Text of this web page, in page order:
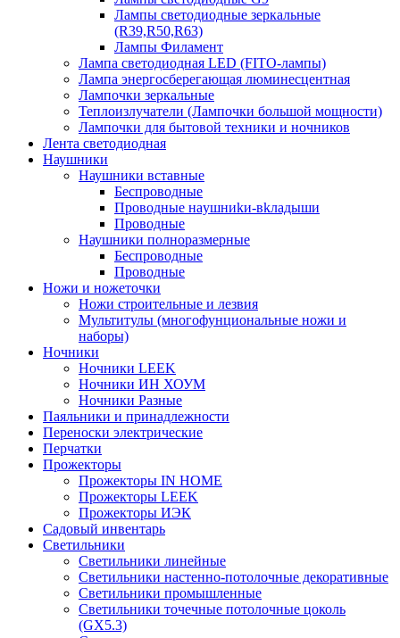
Лампы светодиодные зеркальные
(R39,R50,R63)
Лампы Филамент
Лампа светодиодная LED (FITO-лампы)
Лампа энергосберегающая люминесцентная
Лампочки зеркальные
Теплоизлучатели (Лампочки большой мощности)
Лампочки для бытовой техники и ночников
Лента светодиодная
Наушники
Наушники вставные
Беспроводные
Пpoвoдныe нayшниkи-вkлaдыши
Проводные
Наушники полноразмерные
Беспроводные
Проводные
Ножи и ножеточки
Ножи строительные и лезвия
Мультитулы (многофунциональные ножи и
наборы)
Ночники
Ночники LEEK
Ночники ИН ХОУМ
Ночники Разные
Паяльники и принадлежности
Переноски электрические
Перчатки
Прожекторы
Прожекторы IN HOME
Прожекторы LEEK
Прожекторы ИЭК
Садовый инвентарь
Светильники
Светильники линейные
Светильники настенно-потолочные декоративные
Светильники промышленные
Светильники точечные потолочные цоколь
(GX5.3)